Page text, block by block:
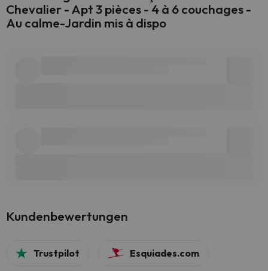
Chevalier - Apt 3 pièces - 4 à 6 couchages -
Au calme-Jardin mis à dispo
Kundenbewertungen
Trustpilot Esquiades.com